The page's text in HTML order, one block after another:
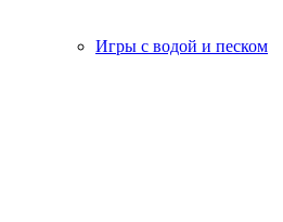
Игры с водой и песком